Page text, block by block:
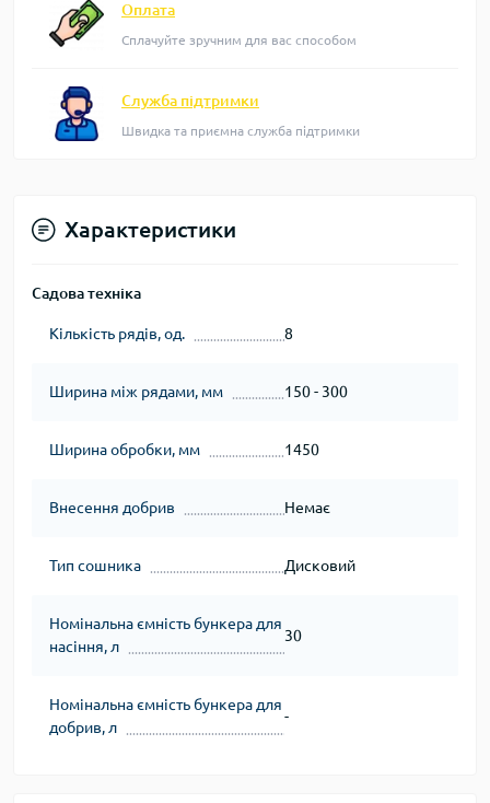
Оплата
Сплачуйте зручним для вас способом
Служба підтримки
Швидка та приємна служба підтримки
Характеристики
Садова техніка
Кількість рядів, од. 8
Ширина між рядами, мм 150 - 300
Ширина обробки, мм 1450
Внесення добрив Немає
Тип сошника Дисковий
Номінальна ємність бункера для
насіння, л
30
Номінальна ємність бункера для
добрив, л
-